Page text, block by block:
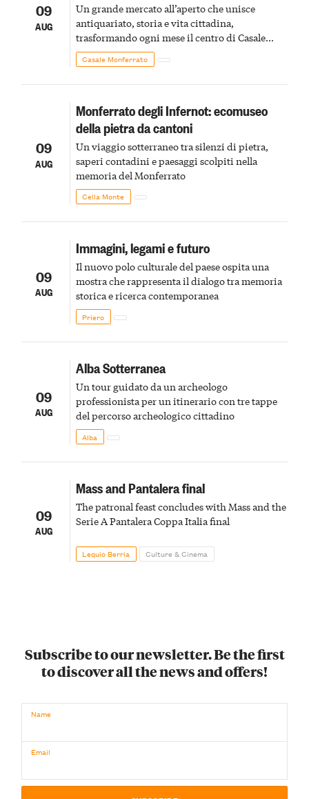
09
AUG
Un grande mercato all’aperto che unisce
antiquariato, storia e vita cittadina,
trasformando ogni mese il centro di Casale
Monferrato in un luogo di scoperta e racconto
Casale Monferrato
09
AUG
Monferrato degli Infernot: ecomuseo
della pietra da cantoni
Un viaggio sotterraneo tra silenzi di pietra,
saperi contadini e paesaggi scolpiti nella
memoria del Monferrato
Cella Monte
09
AUG
Immagini, legami e futuro
Il nuovo polo culturale del paese ospita una
mostra che rappresenta il dialogo tra memoria
storica e ricerca contemporanea
Priero
09
AUG
Alba Sotterranea
Un tour guidato da un archeologo
professionista per un itinerario con tre tappe
del percorso archeologico cittadino
Alba
09
AUG
Mass and Pantalera final
The patronal feast concludes with Mass and the
Serie A Pantalera Coppa Italia final
Lequio Berria Culture & Cinema
Subscribe to our newsletter. Be the first
to discover all the news and offers!
Name
Email